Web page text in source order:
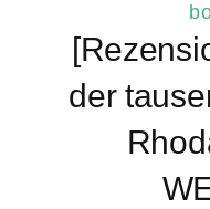
der